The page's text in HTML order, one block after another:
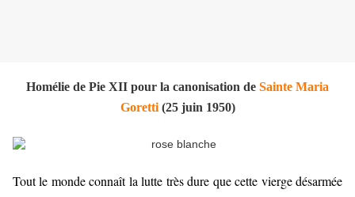
Homélie de Pie XII pour la canonisation de Sainte Maria
Goretti(25 juin 1950)
Tout le monde connaît la lutte très dure que cette vierge désarmée